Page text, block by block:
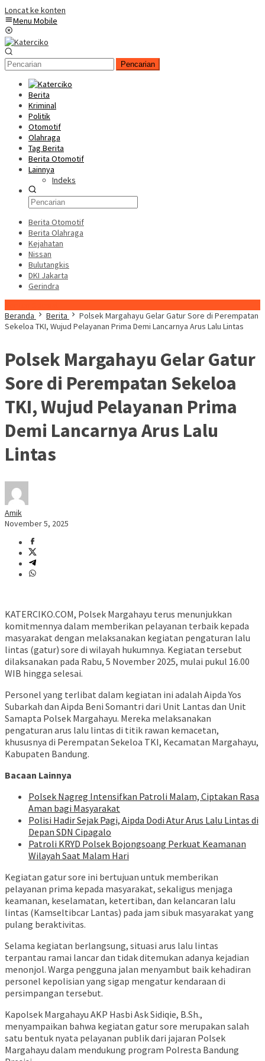
Loncat ke konten
Menu Mobile
Pencarian
Berita
Kriminal
Politik
Otomotif
Olahraga
Tag Berita
Berita Otomotif
Lainnya
Indeks
Berita Otomotif
Berita Olahraga
Kejahatan
Nissan
Bulutangkis
DKI Jakarta
Gerindra
Beranda
Berita
Polsek Margahayu Gelar Gatur Sore di Perempatan
Sekeloa TKI, Wujud Pelayanan Prima Demi Lancarnya Arus Lalu Lintas
Polsek Margahayu Gelar Gatur
Sore di Perempatan Sekeloa
TKI, Wujud Pelayanan Prima
Demi Lancarnya Arus Lalu
Lintas
Amik
November 5, 2025
KATERCIKO.COM, Polsek Margahayu terus menunjukkan
komitmennya dalam memberikan pelayanan terbaik kepada
masyarakat dengan melaksanakan kegiatan pengaturan lalu
lintas (gatur) sore di wilayah hukumnya. Kegiatan tersebut
dilaksanakan pada Rabu, 5 November 2025, mulai pukul 16.00
WIB hingga selesai.
Personel yang terlibat dalam kegiatan ini adalah Aipda Yos
Subarkah dan Aipda Beni Somantri dari Unit Lantas dan Unit
Samapta Polsek Margahayu. Mereka melaksanakan
pengaturan arus lalu lintas di titik rawan kemacetan,
khususnya di Perempatan Sekeloa TKI, Kecamatan Margahayu,
Kabupaten Bandung.
Bacaan Lainnya
Polsek Nagreg Intensifkan Patroli Malam, Ciptakan Rasa
Aman bagi Masyarakat
Polisi Hadir Sejak Pagi, Aipda Dodi Atur Arus Lalu Lintas di
Depan SDN Cipagalo
Patroli KRYD Polsek Bojongsoang Perkuat Keamanan
Wilayah Saat Malam Hari
Kegiatan gatur sore ini bertujuan untuk memberikan
pelayanan prima kepada masyarakat, sekaligus menjaga
keamanan, keselamatan, ketertiban, dan kelancaran lalu
lintas (Kamseltibcar Lantas) pada jam sibuk masyarakat yang
pulang beraktivitas.
Selama kegiatan berlangsung, situasi arus lalu lintas
terpantau ramai lancar dan tidak ditemukan adanya kejadian
menonjol. Warga pengguna jalan menyambut baik kehadiran
personel kepolisian yang sigap mengatur kendaraan di
persimpangan tersebut.
Kapolsek Margahayu AKP Hasbi Ask Sidiqie, B.Sh.,
menyampaikan bahwa kegiatan gatur sore merupakan salah
satu bentuk nyata pelayanan publik dari jajaran Polsek
Margahayu dalam mendukung program Polresta Bandung